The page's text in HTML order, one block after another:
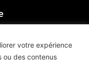
votre expérience
ou des contenus